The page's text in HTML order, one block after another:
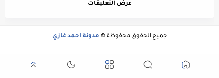
عرض التعليقات
جميع الحقوق محفوظة © مدونة احمد غازي